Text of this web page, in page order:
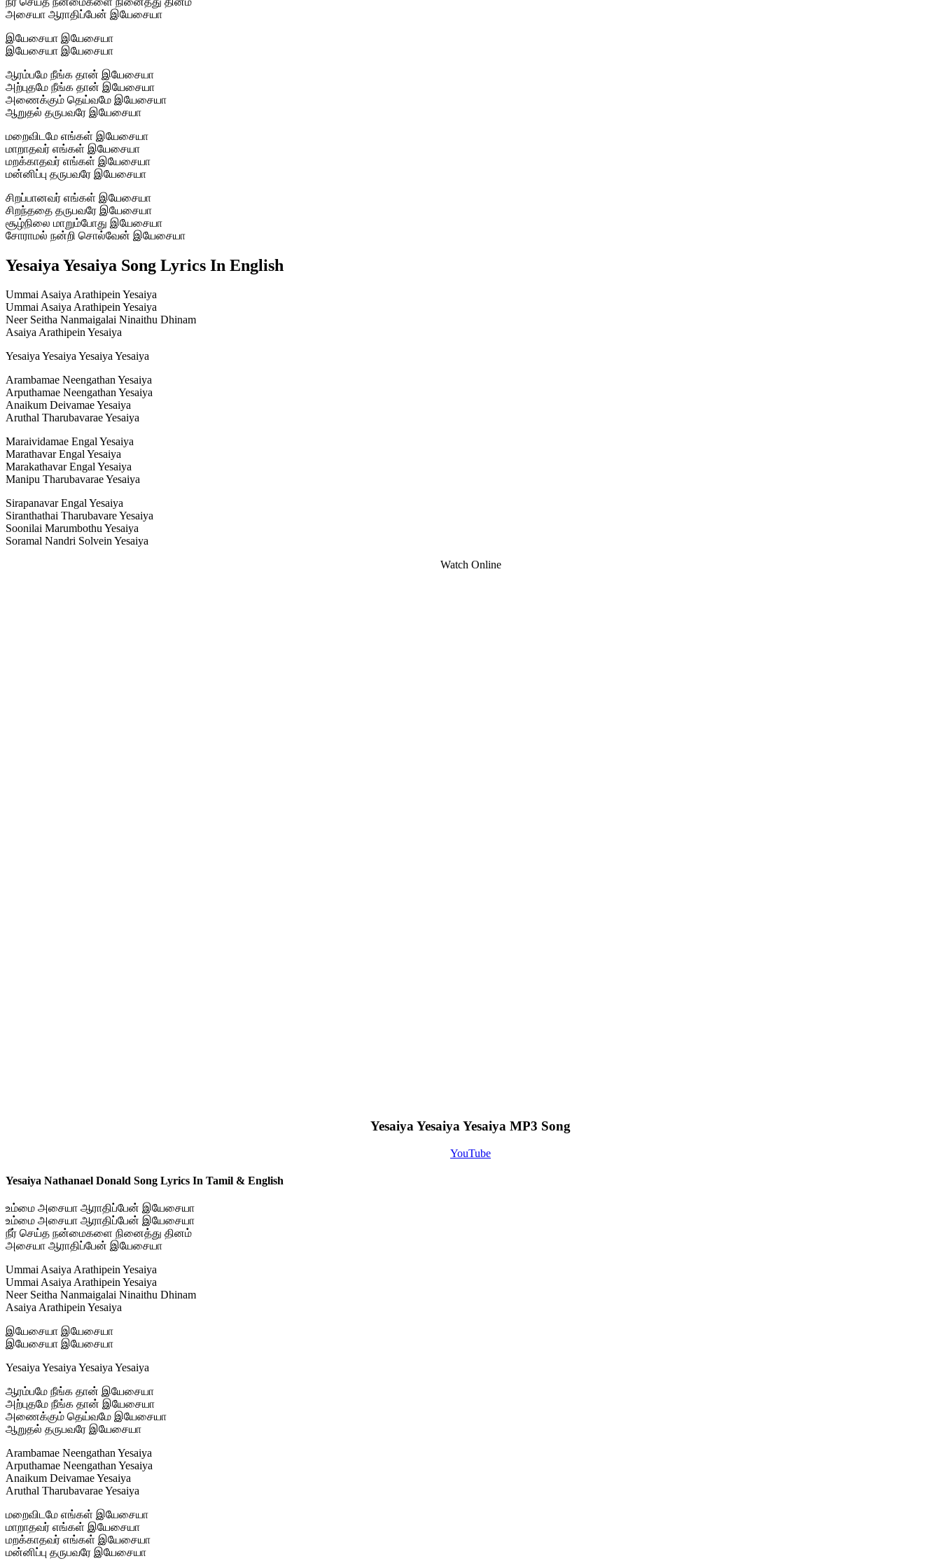
அசையா ஆராதிப்பேன் இயேசையா
இயேசையா இயேசையா
இயேசையா இயேசையா
ஆரம்பமே நீங்க தான் இயேசையா
அற்புதமே நீங்க தான் இயேசையா
அணைக்கும் தெய்வமே இயேசையா
ஆறுதல் தருபவரே இயேசையா
மறைவிடமே எங்கள் இயேசையா
மாறாதவர் எங்கள் இயேசையா
மறக்காதவர் எங்கள் இயேசையா
மன்னிப்பு தருபவரே இயேசையா
சிறப்பானவர் எங்கள் இயேசையா
சிறந்ததை தருபவரே இயேசையா
சூழ்நிலை மாறும்போது இயேசையா
சோராமல் நன்றி சொல்வேன் இயேசையா
Yesaiya Yesaiya Song Lyrics In English
Ummai Asaiya Arathipein Yesaiya
Ummai Asaiya Arathipein Yesaiya
Neer Seitha Nanmaigalai Ninaithu Dhinam
Asaiya Arathipein Yesaiya
Yesaiya Yesaiya Yesaiya Yesaiya
Arambamae Neengathan Yesaiya
Arputhamae Neengathan Yesaiya
Anaikum Deivamae Yesaiya
Aruthal Tharubavarae Yesaiya
Maraividamae Engal Yesaiya
Marathavar Engal Yesaiya
Marakathavar Engal Yesaiya
Manipu Tharubavarae Yesaiya
Sirapanavar Engal Yesaiya
Siranthathai Tharubavare Yesaiya
Soonilai Marumbothu Yesaiya
Soramal Nandri Solvein Yesaiya
Watch Online
Yesaiya Yesaiya Yesaiya MP3 Song
YouTube
Yesaiya Nathanael Donald Song Lyrics In Tamil & English
உம்மை அசையா ஆராதிப்பேன் இயேசையா
உம்மை அசையா ஆராதிப்பேன் இயேசையா
நீர் செய்த நன்மைகளை நினைத்து தினம்
அசையா ஆராதிப்பேன் இயேசையா
Ummai Asaiya Arathipein Yesaiya
Ummai Asaiya Arathipein Yesaiya
Neer Seitha Nanmaigalai Ninaithu Dhinam
Asaiya Arathipein Yesaiya
இயேசையா இயேசையா
இயேசையா இயேசையா
Yesaiya Yesaiya Yesaiya Yesaiya
ஆரம்பமே நீங்க தான் இயேசையா
அற்புதமே நீங்க தான் இயேசையா
அணைக்கும் தெய்வமே இயேசையா
ஆறுதல் தருபவரே இயேசையா
Arambamae Neengathan Yesaiya
Arputhamae Neengathan Yesaiya
Anaikum Deivamae Yesaiya
Aruthal Tharubavarae Yesaiya
மறைவிடமே எங்கள் இயேசையா
மாறாதவர் எங்கள் இயேசையா
மறக்காதவர் எங்கள் இயேசையா
மன்னிப்பு தருபவரே இயேசையா